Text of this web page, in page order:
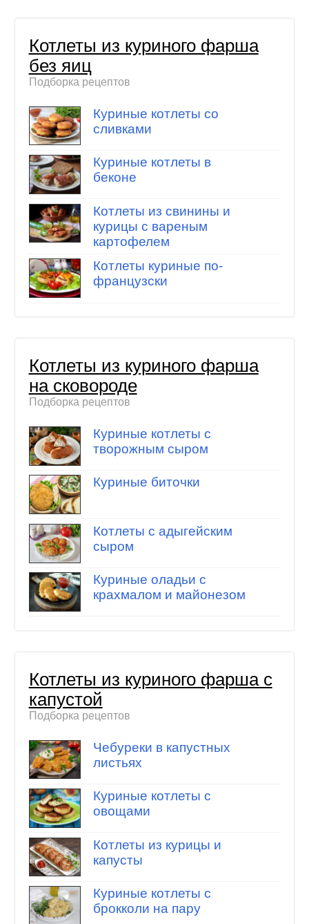
Котлеты из куриного фарша
без яиц
Подборка рецептов
Куриные котлеты со
сливками
Куриные котлеты в
беконе
Котлеты из свинины и
курицы с вареным
картофелем
Котлеты куриные по-
французски
Котлеты из куриного фарша
на сковороде
Подборка рецептов
Куриные котлеты с
творожным сыром
Куриные биточки
Котлеты с адыгейским
сыром
Куриные оладьи с
крахмалом и майонезом
Котлеты из куриного фарша с
капустой
Подборка рецептов
Чебуреки в капустных
листьях
Куриные котлеты с
овощами
Котлеты из курицы и
капусты
Куриные котлеты с
брокколи на пару